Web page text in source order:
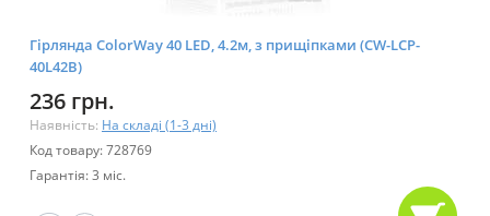
Гірлянда ColorWay 40 LED, 4.2м, з прищіпками (CW-LCP-
40L42B)
236 грн.
Наявність: На складі (1-3 дні)
Код товару: 728769
Гарантія: 3 міс.